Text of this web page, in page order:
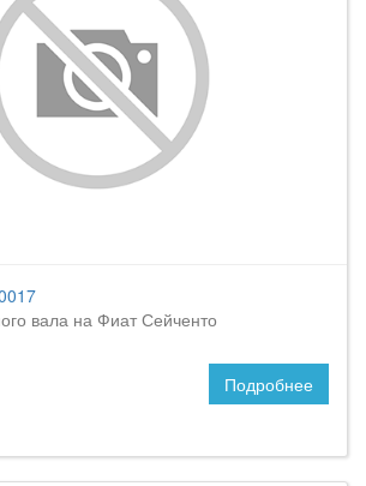
вала на Фиат Сейченто
Подробнее